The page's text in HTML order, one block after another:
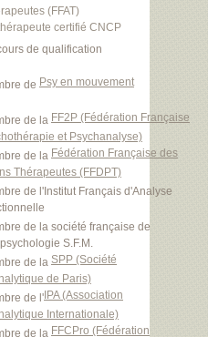
(FFAT)
certifié CNCP
de qualification
de Psy en mouvement
de la FF2P (Fédération Française
et Psychanalyse)
de la Fédération Française des
Thérapeutes (FFDPT)
de l'Institut Français d'Analyse
de la société française de
S.F.M.
de la SPP (Société
de Paris)
de l' IPA (Association
Internationale)
de la FFCPro (Fédération